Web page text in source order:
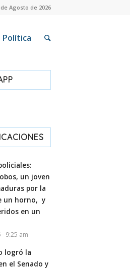
Agosto de 2026
Política
un joven
por la
un horno, y
en un
9:25 am
logró la
el Senado y